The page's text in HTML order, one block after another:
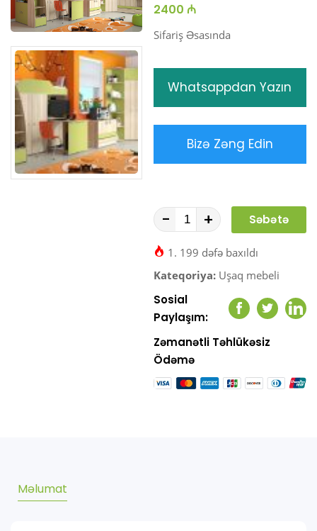
Gallery
2400 ₼
Sifariş Əsasında
Whatsappdan Yazın
Bizə Zəng Edin
- +
Səbətə
1. 199 dəfə baxıldı
Kateqoriya: Uşaq mebeli
Sosial
Paylaşım:
Facebook
Twitter
Zəmanətli Təhlükəsiz
Ödəmə
Məlumat